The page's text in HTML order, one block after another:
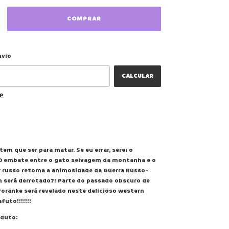
CALCULAR
que ser para matar. Se eu errar, serei o
embate entre o gato selvagem da montanha e o
retoma a animosidade da Guerra Russo-
será derrotado?! Parte do passado obscuro de
será revelado neste delicioso western